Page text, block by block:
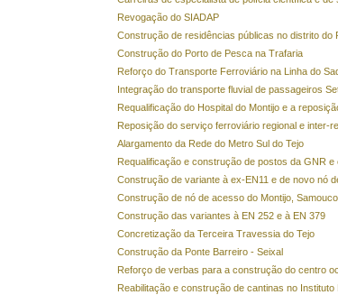
Revogação do SIADAP
Construção de residências públicas no distrito do
Construção do Porto de Pesca na Trafaria
Reforço do Transporte Ferroviário na Linha do
Integração do transporte fluvial de passageiros
Requalificação do Hospital do Montijo e a
Reposição do serviço ferroviário regional e inter-
Alargamento da Rede do Metro Sul do Tejo
Requalificação e construção de postos da GNR e
Construção de variante à ex-EN11 e de novo nó
Construção de nó de acesso do Montijo,
Construção das variantes à EN 252 e à EN 379
Concretização da Terceira Travessia do Tejo
Construção da Ponte Barreiro - Seixal
Reforço de verbas para a construção do centro
Reabilitação e construção de cantinas no Instituto